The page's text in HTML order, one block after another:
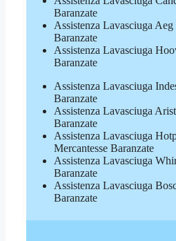
Baranzate
Assistenza Lavasciuga
Baranzate
Assistenza Lavasciuga
Baranzate
Assistenza Lavasciuga
Baranzate
Assistenza Lavasciuga
Baranzate
Assistenza Lavasciuga
Mercantesse Baranzate
Assistenza Lavasciuga
Baranzate
Assistenza Lavasciuga
Baranzate